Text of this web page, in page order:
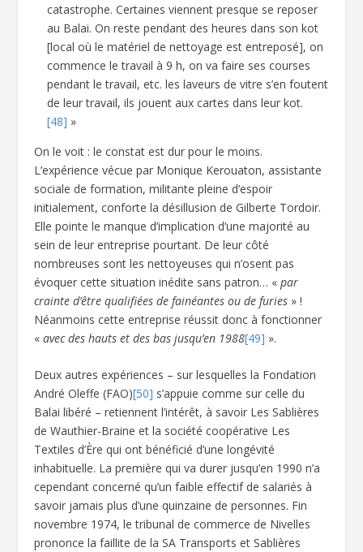
catastrophe. Certaines viennent presque se reposer
au Balai. On reste pendant des heures dans son kot
[local où le matériel de nettoyage est entreposé], on
commence le travail à 9 h, on va faire ses courses
pendant le travail, etc. les laveurs de vitre s’en foutent
de leur travail, ils jouent aux cartes dans leur kot.
[48] »
On le voit : le constat est dur pour le moins.
L’expérience vécue par Monique Kerouaton, assistante
sociale de formation, militante pleine d’espoir
initialement, conforte la désillusion de Gilberte Tordoir.
Elle pointe le manque d’implication d’une majorité au
sein de leur entreprise pourtant. De leur côté
nombreuses sont les nettoyeuses qui n’osent pas
évoquer cette situation inédite sans patron… «par
crainte d’être qualifiées de fainéantes ou de furies » !
Néanmoins cette entreprise réussit donc à fonctionner
«avec des hauts et des bas jusqu’en 1988[49] ».
Deux autres expériences – sur lesquelles la Fondation
André Oleffe (FAO)[50] s’appuie comme sur celle du
Balai libéré – retiennent l’intérêt, à savoir Les Sablières
de Wauthier-Braine et la société coopérative Les
Textiles d’Ère qui ont bénéficié d’une longévité
inhabituelle. La première qui va durer jusqu’en 1990 n’a
cependant concerné qu’un faible effectif de salariés à
savoir jamais plus d’une quinzaine de personnes. Fin
novembre 1974, le tribunal de commerce de Nivelles
prononce la faillite de la SA Transports et Sablières